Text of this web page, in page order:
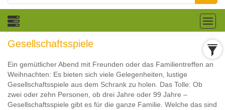
Gesellschaftsspiele
Ein gemütlicher Abend mit Freunden oder das Familientreffen an
Weihnachten: Es bieten sich viele Gelegenheiten, lustige
Gesellschaftsspiele aus dem Schrank zu holen. Das Tolle: Ob
zwei oder zehn Personen, ob drei Jahre oder 99 Jahre –
Gesellschaftsspiele gibt es für die ganze Familie. Welche das sind